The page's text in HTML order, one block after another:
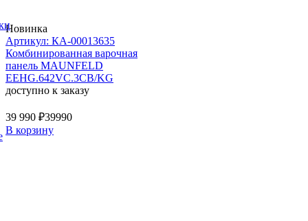
Новинка
Артикул: КА-00013635
Комбинированная варочная
панель MAUNFELD
EEHG.642VC.3CB/KG
доступно к заказу
39 990 ₽39990
В корзину